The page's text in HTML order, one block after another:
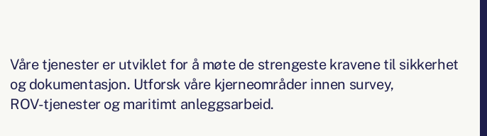
Våre tjenester er utviklet for å møte de strengeste kravene til sikkerhet
Våre tjenester er utviklet for å møte de strengeste kravene til sikkerhet
og dokumentasjon. Utforsk våre kjerneområder innen survey,
ROV-tjenester og maritimt anleggsarbeid.